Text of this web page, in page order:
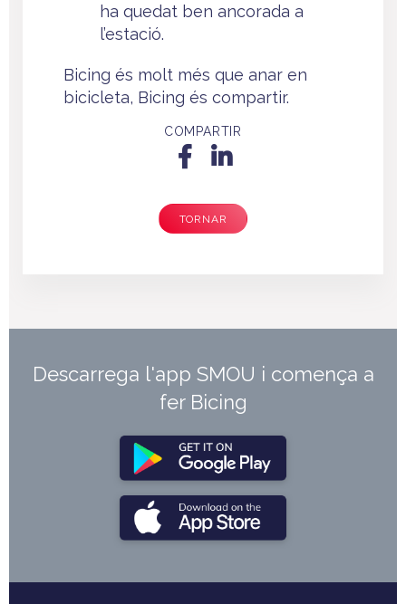
ha quedat ben ancorada a
l’estació.
Bicing és molt més que anar en
bicicleta, Bicing és compartir.
COMPARTIR
TORNAR
Descarrega l'app SMOU i comença a
fer Bicing